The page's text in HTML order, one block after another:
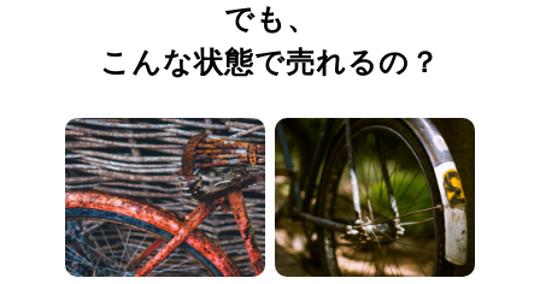
でも、
こんな状態で売れるの？